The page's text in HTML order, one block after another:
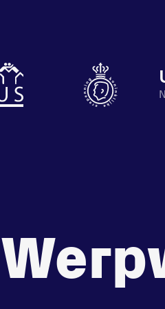
Motiveer
op
afstanden